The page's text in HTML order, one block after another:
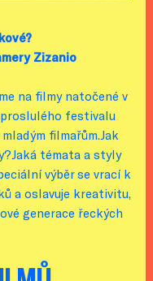
Zizanio
na filmy natočené v
proslulého festivalu
filmařům.Jak
témata a styly
výběr se vrací k
a oslavuje kreativitu,
generace řeckých